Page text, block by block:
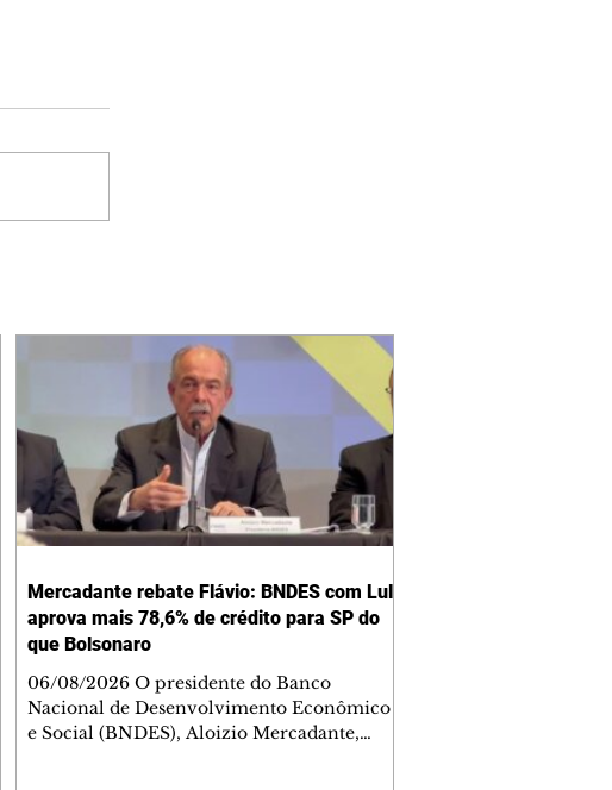
Mercadante rebate Flávio: BNDES com Lula
aprova mais 78,6% de crédito para SP do
que Bolsonaro
06/08/2026 O presidente do Banco
Nacional de Desenvolvimento Econômico
e Social (BNDES), Aloizio Mercadante,